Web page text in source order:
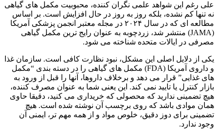
علی رغم این شواهد علمی نگران کننده، محبوبیت مکمل های گیاهی
نه تنها کم نشده، بلکه روز به روز در حال افزایش است. بر اساس
مطالعه ای که در سال ۲۰۲۴ در مجله معتبر انجمن پزشکی آمریکا
(JAMA) منتشر شد، زردچوبه به عنوان رایج ترین مکمل گیاهی
مصرفی در ایالات متحده شناخته می شود.
یکی از دلایل اصلی این مشکل، نبود نظارت کافی است. سازمان غذا
و داروی آمریکا (FDA) مکمل های گیاهی را در دسته بندی “مکمل
های غذایی” قرار می دهد و برخلاف داروها، آنها را قبل از ورود به
بازار کنترل یا تایید نمی کند. این یعنی شما به عنوان مصرف کننده،
هیچ تضمینی ندارید که محصولی که خریداری می کنید، دقیقا حاوی
همان موادی باشد که روی برچسب آن نوشته شده است. هیچ
تضمینی برای دوز دقیق، خلوص مواد و از همه مهم تر، ایمنی آن
وجود ندارد.